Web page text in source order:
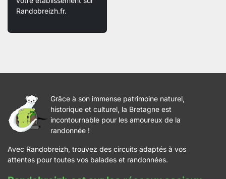
Randobreizh.fr.
Grâce à son immense patrimoine naturel,
historique et culturel, la Bretagne est
incontournable pour les amoureux de la
randonnée !
Avec Randobreizh, trouvez des circuits adaptés à vos
attentes pour toutes vos balades et randonnées.